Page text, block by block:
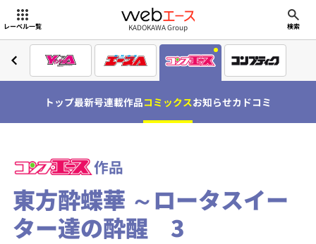
レーベル一覧 webエース
KADOKAWA Group 検索
トップ最新号連載作品コミックスお知らせカドコミ
作品
東方酔蝶華 ～ロータスイー
ター達の酔醒 3